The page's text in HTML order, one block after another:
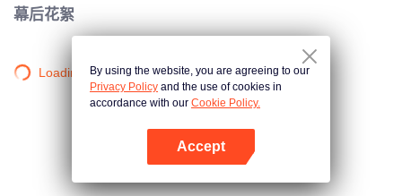
幕后花絮
Loading…By using the website, you are agreeing to our
Privacy Policy and the use of cookies in
accordance with our Cookie Policy.
Accept